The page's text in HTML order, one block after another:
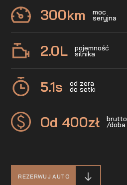
300km moc
seryjna
2.0L pojemność
silnika
5.1s od zera
do setki
Od 400zł brutto
/doba
REZERWUJ AUTO